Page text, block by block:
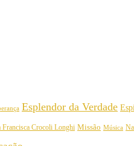
Esplendor da Verdade
Francisca Crocoli Longhi Missão Música